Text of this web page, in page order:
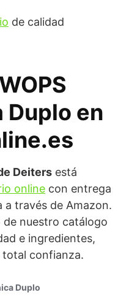
de calidad
Duplo en
Deiters está
online con entrega
través de Amazon.
nuestro catálogo
e ingredientes,
total confianza.
Duplo